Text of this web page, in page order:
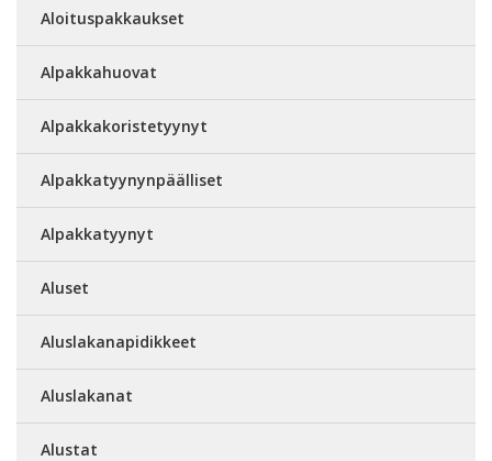
Aloituspakkaukset
Alpakkahuovat
Alpakkakoristetyynyt
Alpakkatyynynpäälliset
Alpakkatyynyt
Aluset
Aluslakanapidikkeet
Aluslakanat
Alustat